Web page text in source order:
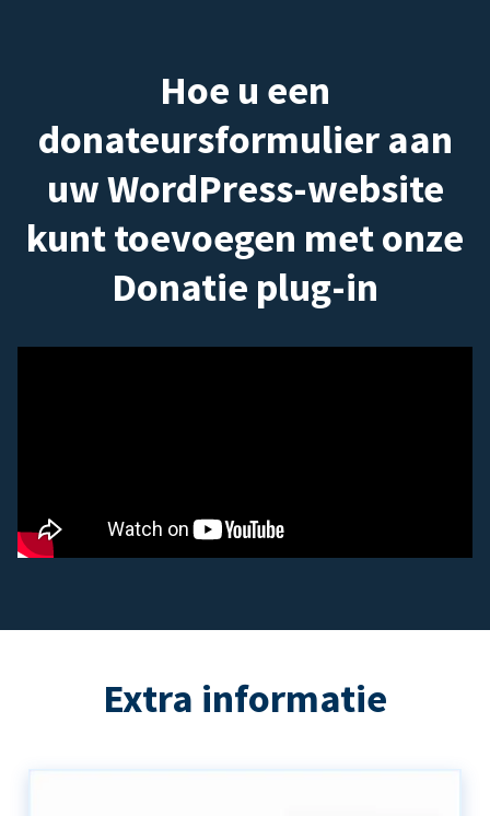
Hoe u een
donateursformulier aan
uw WordPress-website
kunt toevoegen met onze
Donatie plug-in
Extra informatie